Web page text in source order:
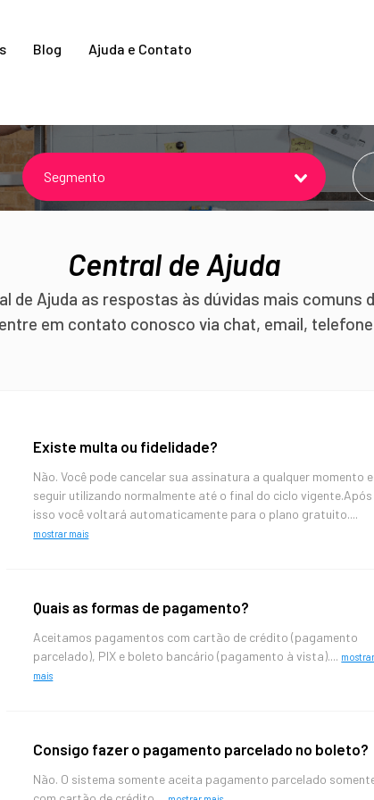
Blog Ajuda e Contato
Central de Ajuda
de Ajuda as respostas às dúvidas mais comuns
em contato conosco via chat, email,
Existe multa ou fidelidade?
Não. Você pode cancelar sua assinatura a qualquer momento e
seguir utilizando normalmente até o final do ciclo vigente.Após
isso você voltará automaticamente para o plano gratuito....
mostrar mais
Quais as formas de pagamento?
Aceitamos pagamentos com cartão de crédito (pagamento
parcelado), PIX e boleto bancário (pagamento à vista)....
mais
Consigo fazer o pagamento parcelado no boleto?
Não. O sistema somente aceita pagamento parcelado